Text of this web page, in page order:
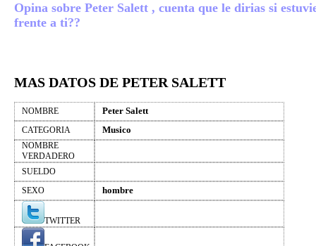
Opina sobre Peter Salett , cuenta que le dirias si
frente a ti??
MAS DATOS DE PETER SALETT
NOMBRE Peter Salett
CATEGORIA Musico
NOMBRE
VERDADERO
SUELDO
SEXO
hombre
TWITTER